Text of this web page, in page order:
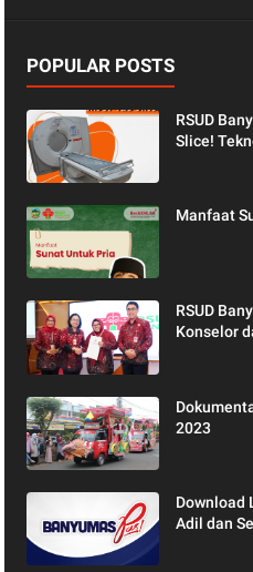
POPULAR POSTS
RSUD
Slice!
Manfaat
RSUD
Konselor
2023
Download
Adil dan